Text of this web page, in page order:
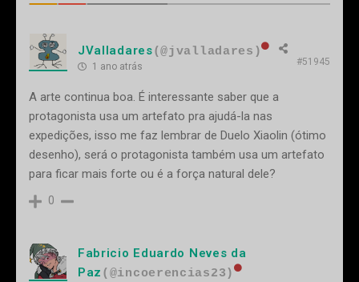
JValladares(@jvalladares)
1 ano atrás #51945
A arte continua boa. É interessante saber que a
protagonista usa um artefato pra ajudá-la nas
expedições, isso me faz lembrar de Duelo Xiaolin (ótimo
desenho), será o protagonista também usa um artefato
para ficar mais forte ou é a força natural dele?
0
Fabricio Eduardo Neves da
Paz (@incoerencias23)